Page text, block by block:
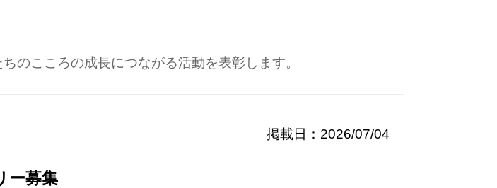
のこころの成長につながる活動を表彰します。
掲載日：2026/07/04
ー募集